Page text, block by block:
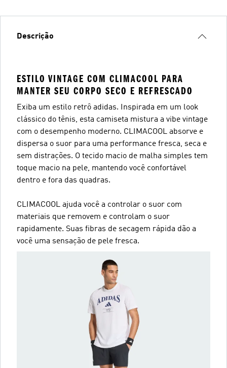
Descrição
ESTILO VINTAGE COM CLIMACOOL PARA
MANTER SEU CORPO SECO E REFRESCADO
Exiba um estilo retrô adidas. Inspirada em um look
clássico do tênis, esta camiseta mistura a vibe vintage
com o desempenho moderno. CLIMACOOL absorve e
dispersa o suor para uma performance fresca, seca e
sem distrações. O tecido macio de malha simples tem
toque macio na pele, mantendo você confortável
dentro e fora das quadras.
CLIMACOOL ajuda você a controlar o suor com
materiais que removem e controlam o suor
rapidamente. Suas fibras de secagem rápida dão a
você uma sensação de pele fresca.